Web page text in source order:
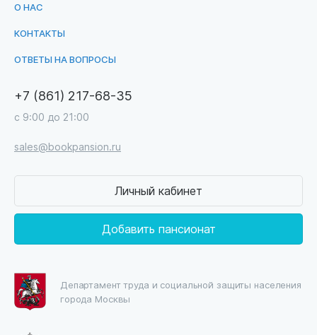
О НАС
КОНТАКТЫ
ОТВЕТЫ НА ВОПРОСЫ
+7 (861) 217-68-35
с 9:00 до 21:00
sales@bookpansion.ru
Личный кабинет
Добавить пансионат
Департамент труда и социальной защиты населения
города Москвы